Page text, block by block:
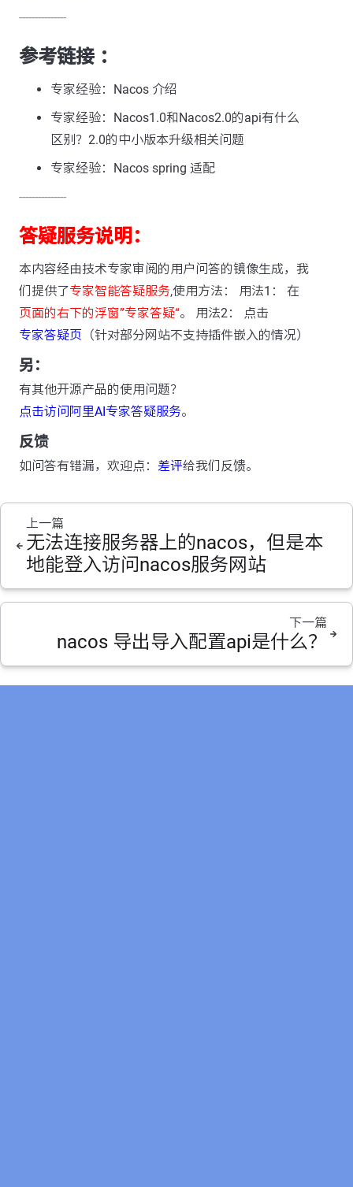
---------------
参考链接 ：
专家经验：Nacos 介绍
专家经验：Nacos1.0和Nacos2.0的api有什么
区别？2.0的中小版本升级相关问题
专家经验：Nacos spring 适配
---------------
答疑服务说明：
本内容经由技术专家审阅的用户问答的镜像生成，我
们提供了专家智能答疑服务,使用方法： 用法1： 在
页面的右下的浮窗”专家答疑“。 用法2： 点击
专家答疑页 （针对部分网站不支持插件嵌入的情况）
另：
有其他开源产品的使用问题？
点击访问阿里AI专家答疑服务。
反馈
如问答有错漏，欢迎点： 差评给我们反馈。
上一篇
无法连接服务器上的nacos，但是本
地能登入访问nacos服务网站
下一篇
nacos 导出导入配置api是什么？